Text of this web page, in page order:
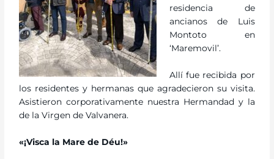
residencia de
ancianos de Luis
Montoto en
‘Maremovil’.
Allí fue recibida por
los residentes y hermanas que agradecieron su visita.
Asistieron corporativamente nuestra Hermandad y la
de la Virgen de Valvanera.
«¡Visca la Mare de Déu!»